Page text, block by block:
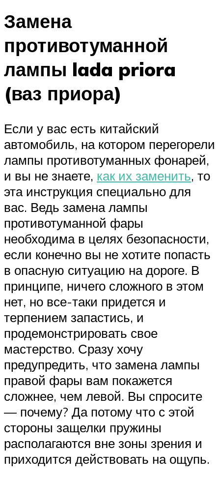
Замена
противотуманной
лампы lada priora
(ваз приора)
Если у вас есть китайский
автомобиль, на котором перегорели
лампы противотуманных фонарей,
и вы не знаете, как их заменить, то
эта инструкция специально для
вас. Ведь замена лампы
противотуманной фары
необходима в целях безопасности,
если конечно вы не хотите попасть
в опасную ситуацию на дороге. В
принципе, ничего сложного в этом
нет, но все-таки придется и
терпением запастись, и
продемонстрировать свое
мастерство. Сразу хочу
предупредить, что замена лампы
правой фары вам покажется
сложнее, чем левой. Вы спросите
— почему? Да потому что с этой
стороны защелки пружины
располагаются вне зоны зрения и
приходится действовать на ощупь.